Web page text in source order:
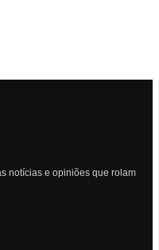
notícias e opiniões que rolam